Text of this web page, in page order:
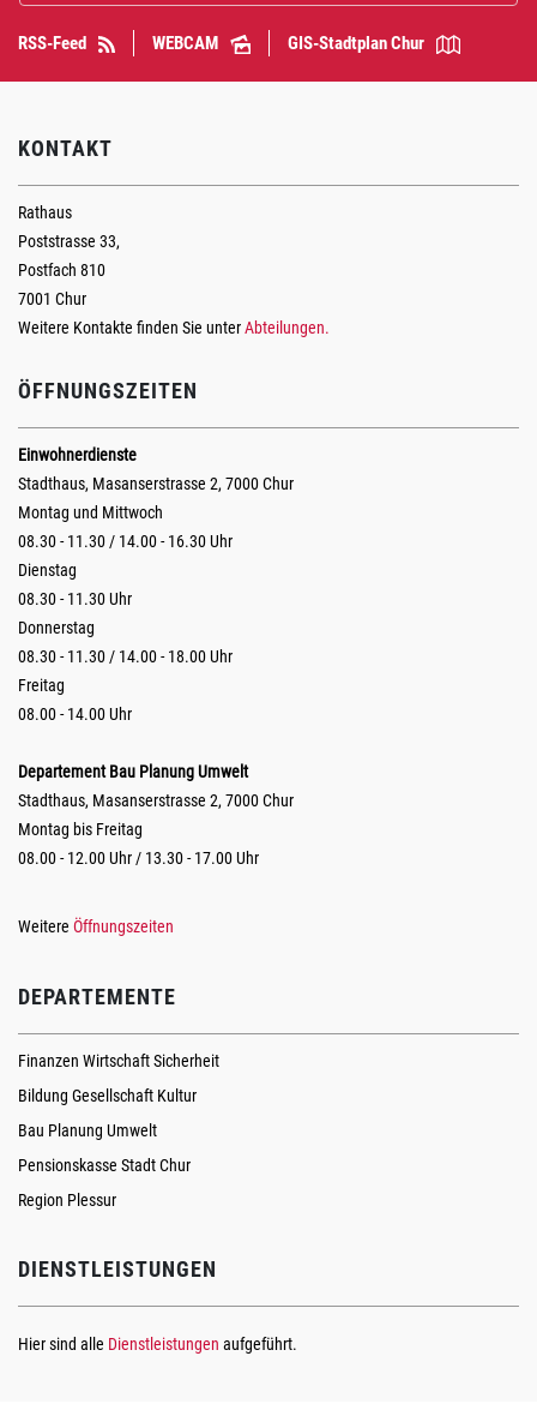
RSS-Feed WEBCAM GIS-Stadtplan Chur
KONTAKT
Rathaus
Poststrasse 33,
Postfach 810
7001 Chur
Weitere Kontakte finden Sie unterAbteilungen.
ÖFFNUNGSZEITEN
Einwohnerdienste
Stadthaus, Masanserstrasse 2, 7000 Chur
Montag und Mittwoch
08.30 - 11.30 / 14.00 - 16.30 Uhr
Dienstag
08.30 - 11.30 Uhr
Donnerstag
08.30 - 11.30 / 14.00 - 18.00 Uhr
Freitag
08.00 - 14.00 Uhr
Departement Bau Planung Umwelt
Stadthaus, Masanserstrasse 2, 7000 Chur
Montag bis Freitag
08.00 - 12.00 Uhr / 13.30 - 17.00 Uhr
Weitere Öffnungszeiten
DEPARTEMENTE
Finanzen Wirtschaft Sicherheit
Bildung Gesellschaft Kultur
Bau Planung Umwelt
Pensionskasse Stadt Chur
Region Plessur
DIENSTLEISTUNGEN
Hier sind alle Dienstleistungen aufgeführt.